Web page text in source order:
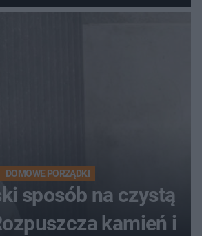
DOMOWE PORZĄDKI
sposób na czystą
kamień i